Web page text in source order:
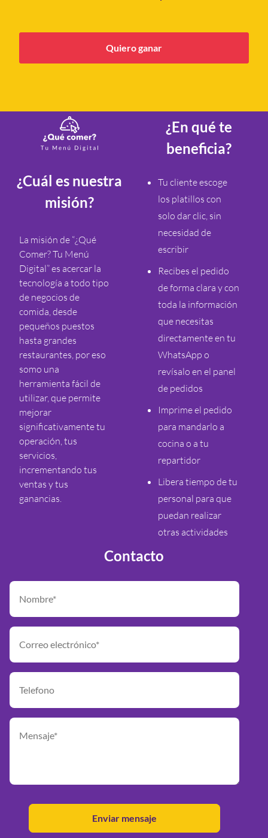
Quiero ganar
¿Cuál es nuestra
misión?
La misión de “¿Qué
Comer? Tu Menú
Digital” es acercar la
tecnología a todo tipo
de negocios de
comida, desde
pequeños puestos
hasta grandes
restaurantes, por eso
somo una
herramienta fácil de
utilizar, que permite
mejorar
significativamente tu
operación, tus
servicios,
incrementando tus
ventas y tus
ganancias.
¿En qué te
beneficia?
Tu cliente escoge
los platillos con
solo dar clic, sin
necesidad de
escribir
Recibes el pedido
de forma clara y con
toda la información
que necesitas
directamente en tu
WhatsApp o
revísalo en el panel
de pedidos
Imprime el pedido
para mandarlo a
cocina o a tu
repartidor
Libera tiempo de tu
personal para que
puedan realizar
otras actividades
Contacto